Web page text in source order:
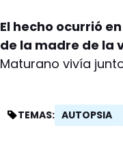
El hecho ocurrió
de la madre de la
Maturano vivía
TEMAS: AUTOPSIA